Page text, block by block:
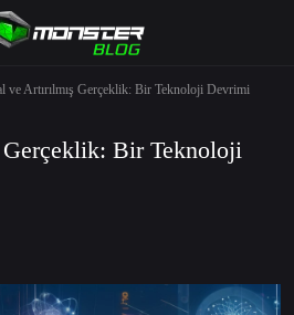
ve Artırılmış Gerçeklik: Bir Teknoloji Devrimi
Gerçeklik: Bir Teknoloji